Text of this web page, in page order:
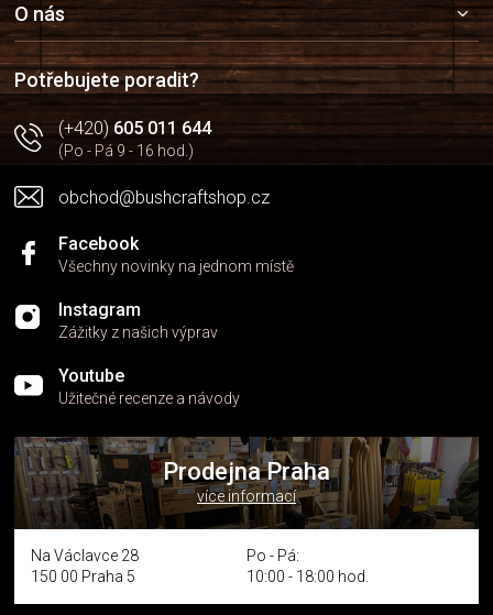
a
t
í
O nás
Potřebujete poradit?
(+420)605 011 644
(Po - Pá 9 - 16 hod.)
obchod@bushcraftshop.cz
Facebook
Všechny novinky na jednom místě
Instagram
Zážitky z našich výprav
Youtube
Užitečné recenze a návody
Prodejna Praha
více informací
Na Václavce 28
150 00 Praha 5
Po - Pá:
10:00 - 18:00 hod.